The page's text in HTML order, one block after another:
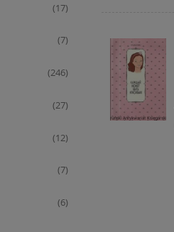
(17)
(7)
(246)
(27)
(12)
(7)
(6)